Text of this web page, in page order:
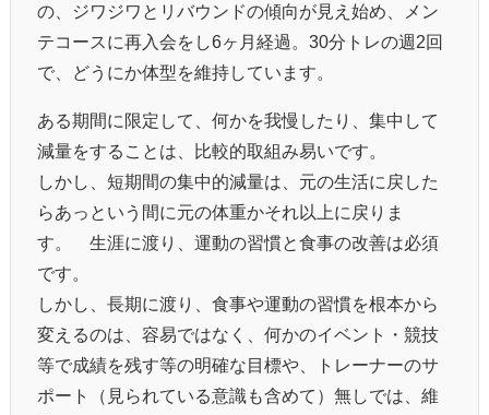
の、ジワジワとリバウンドの傾向が見え始め、メン
テコースに再入会をし6ヶ月経過。30分トレの週2回
で、どうにか体型を維持しています。
ある期間に限定して、何かを我慢したり、集中して
減量をすることは、比較的取組み易いです。
しかし、短期間の集中的減量は、元の生活に戻した
らあっという間に元の体重かそれ以上に戻りま
す。 生涯に渡り、運動の習慣と食事の改善は必須
です。
しかし、長期に渡り、食事や運動の習慣を根本から
変えるのは、容易ではなく、何かのイベント・競技
等で成績を残す等の明確な目標や、トレーナーのサ
ポート（見られている意識も含めて）無しでは、維